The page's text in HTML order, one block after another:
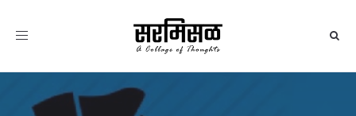
Toggle